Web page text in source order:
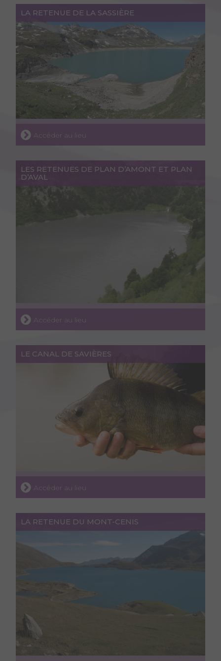
LA RETENUE DE LA SASSIÈRE
Accéder au lieu
LES RETENUES DE PLAN D’AMONT ET PLAN
D’AVAL
Accéder au lieu
LE CANAL DE SAVIÈRES
Accéder au lieu
LA RETENUE DU MONT-CENIS